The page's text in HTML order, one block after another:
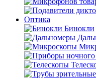
Оптика
Бинокли